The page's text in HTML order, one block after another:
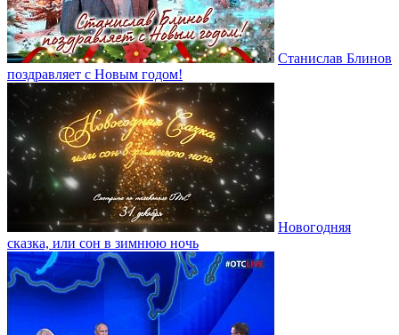
Станислав Блинов
поздравляет с Новым годом!
Новогодняя
сказка, или сон в зимнюю ночь